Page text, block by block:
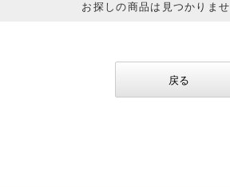
お探しの商品は見つかりま
戻る